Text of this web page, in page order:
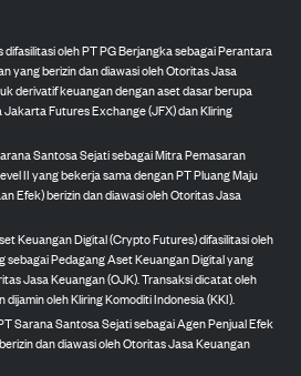
difasilitasi oleh PT PG Berjangka sebagai Perantara
yang berizin dan diawasi oleh Otoritas Jasa
derivatif keuangan dengan aset dasar berupa
Futures Exchange (JFX) dan Kliring
Santosa Sejati sebagai Mitra Pemasaran
II yang bekerja sama dengan PT Pluang Maju
Efek) berizin dan diawasi oleh Otoritas Jasa
Keuangan Digital (Crypto Futures) difasilitasi oleh
sebagai Pedagang Aset Keuangan Digital yang
Jasa Keuangan (OJK). Transaksi dicatat oleh
dijamin oleh Kliring Komoditi Indonesia (KKI).
Sarana Santosa Sejati sebagai Agen Penjual Efek
dan diawasi oleh Otoritas Jasa Keuangan